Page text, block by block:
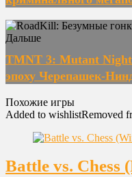
Дальше
TMNT 3: Mutant
эпоху Черепашек-
Похожие игры
Added to wishlistRemoved
Battle vs. Chess